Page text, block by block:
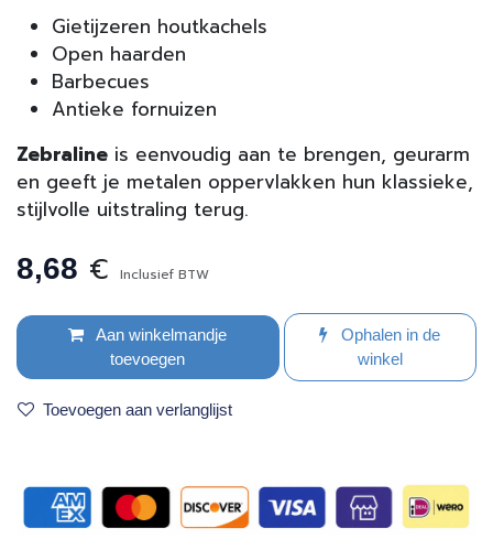
Gietijzeren houtkachels
Open haarden
Barbecues
Antieke fornuizen
Zebraline is eenvoudig aan te brengen, geurarm
en geeft je metalen oppervlakken hun klassieke,
stijlvolle uitstraling terug.
8,68 € Inclusief BTW
Aan winkelmandje
toevoegen
Ophalen in de
winkel
Toevoegen aan verlanglijst